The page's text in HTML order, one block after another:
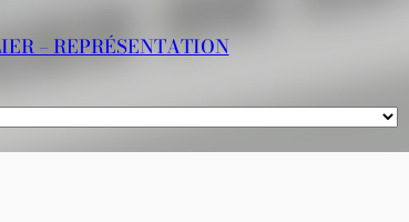
– REPRÉSENTATION